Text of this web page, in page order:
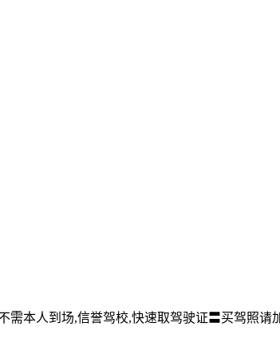
本人到场,信誉驾校,快速取驾驶证〓买驾照请